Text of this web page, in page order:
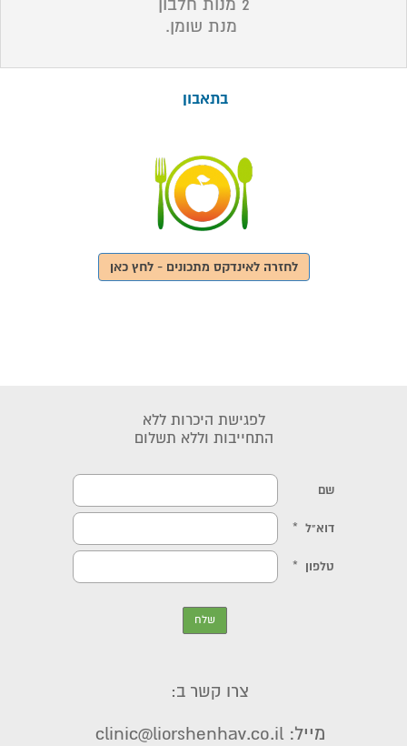
2 מנות חלבון
מנת שומן.
בתאבון
לחזרה לאינדקס מתכונים - לחץ כאן
לפגישת היכרות ללא
התחייבות וללא תשלום
צרו קשר ב:
מייל: clinic@liorshenhav.co.il